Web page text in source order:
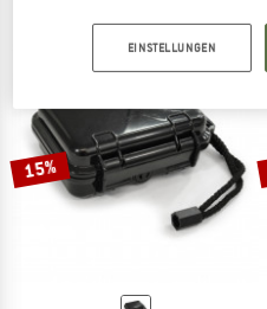
15%
EINSTELLUNGEN